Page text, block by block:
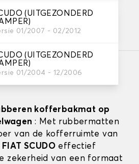
(UITGEZONDERD
01/2007 - 02/2012
(UITGEZONDERD
01/2004 - 12/2006
levering naar 27-08-2026
vanaf €60 aankoop.
kofferbakmat op
: Met rubbermatten
van de kofferruimte van
FIAT SCUDO effectief
zekerheid van een formaat